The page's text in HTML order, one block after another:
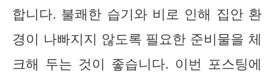
합니다. 불쾌한 습기와 비로 인해 집안 환
경이 나빠지지 않도록 필요한 준비물을 체
크해 두는 것이 좋습니다. 이번 포스팅에